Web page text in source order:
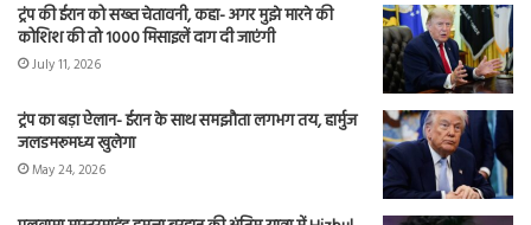
ट्रंप की ईरान को सख्त चेतावनी, कहा- अगर मुझे मारने की
कोशिश की तो 1000 मिसाइलें दाग दी जाएंगी
July 11, 2026
ट्रंप का बड़ा ऐलान- ईरान के साथ समझौता लगभग तय, हार्मुज
जलडमरूमध्य खुलेगा
May 24, 2026